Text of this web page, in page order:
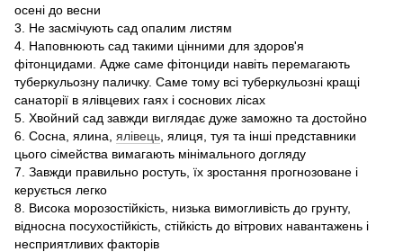
осені до весни
3. Не засмічують сад опалим листям
4. Наповнюють сад такими цінними для здоров'я
фітонцидами. Адже саме фітонциди навіть перемагають
туберкульозну паличку. Саме тому всі туберкульозні кращі
санаторії в ялівцевих гаях і соснових лісах
5. Хвойний сад завжди виглядає дуже заможно та достойно
6. Сосна, ялина, ялівець , ялиця, туя та інші представники
цього сімейства вимагають мінімального догляду
7. Завжди правильно ростуть, їх зростання прогнозоване і
керується легко
8. Висока морозостійкість, низька вимогливість до грунту,
відносна посухостійкість, стійкість до вітрових навантажень і
несприятливих факторів